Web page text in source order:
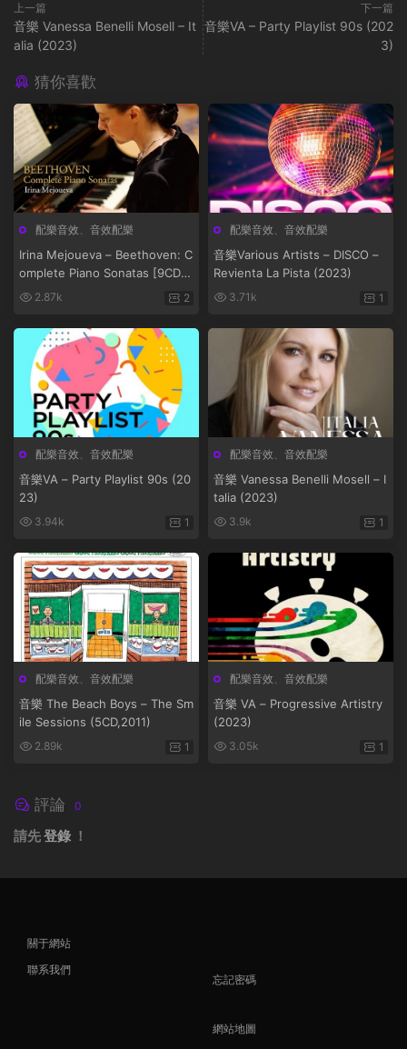
上一篇
音樂 Vanessa Benelli Mosell – It
alia (2023)
下一篇
音樂VA – Party Playlist 90s (202
3)
猜你喜歡
配樂音效 、 音效配樂
Irina Mejoueva – Beethoven: C
omplete Piano Sonatas [9CD]
(2020)
2.87k 2
配樂音效 、 音效配樂
音樂Various Artists – DISCO –
Revienta La Pista (2023)
3.71k 1
配樂音效 、 音效配樂
音樂VA – Party Playlist 90s (20
23)
3.94k 1
配樂音效 、 音效配樂
音樂 Vanessa Benelli Mosell – I
talia (2023)
3.9k 1
配樂音效 、 音效配樂
音樂 The Beach Boys – The Sm
ile Sessions (5CD,2011)
2.89k 1
配樂音效 、 音效配樂
音樂 VA – Progressive Artistry
(2023)
3.05k 1
評論 0
請先登錄 ！
關于網站
聯系我們
忘記密碼
網站地圖